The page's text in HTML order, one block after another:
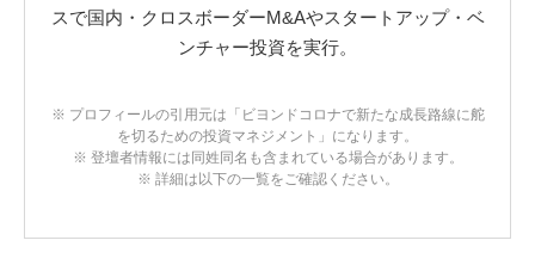
スで国内・クロスボーダーM&Aやスタートアップ・ベ
ンチャー投資を実行。
※ プロフィールの引用元は「ビヨンドコロナで新たな成長路線に舵
を切るための投資マネジメント」になります。
※ 登壇者情報には同姓同名も含まれている場合があります。
※ 詳細は以下の一覧をご確認ください。